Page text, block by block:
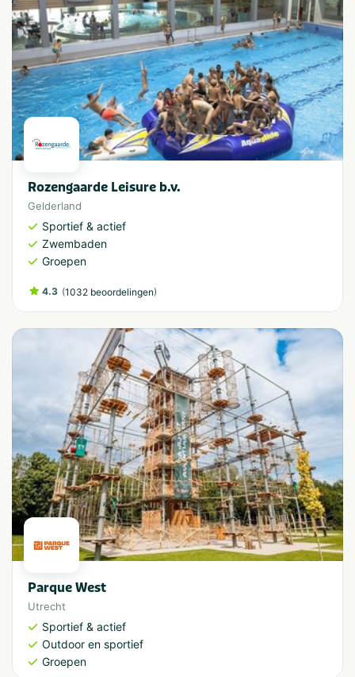
Rozengaarde Leisure b.v.
Gelderland
Sportief & actief
Zwembaden
Groepen
4.3 (1032 beoordelingen)
Parque West
Utrecht
Sportief & actief
Outdoor en sportief
Groepen